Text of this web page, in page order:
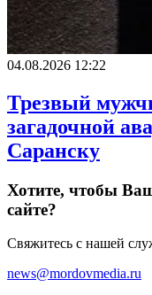
04.08.2026 12:22
Трезвый
загадочной
Саранску
Хотите, чтобы
сайте?
Свяжитесь с нашей
news@mordovmedia.ru